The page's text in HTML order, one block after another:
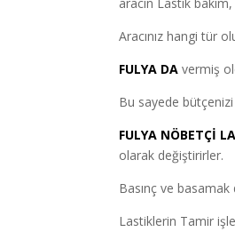
Aracınız hangi tür
FULYA DA vermiş
Bu sayede
FULYA NÖBETÇİ
olarak değiştirirler.
Basınç ve
Lastiklerin Tamir